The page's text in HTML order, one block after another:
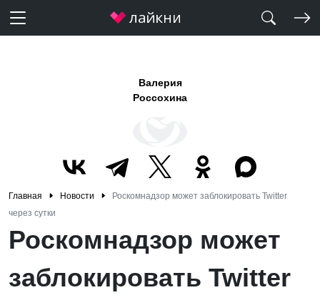
Валерия
Россохина
Главная Новости
Роскомнадзор может заблокировать Twitter
через сутки
Роскомнадзор может
заблокировать Twitter